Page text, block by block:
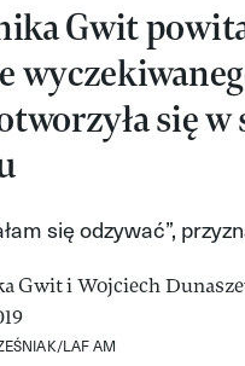
Gwit
się w
się odzywać”,
LAF AM